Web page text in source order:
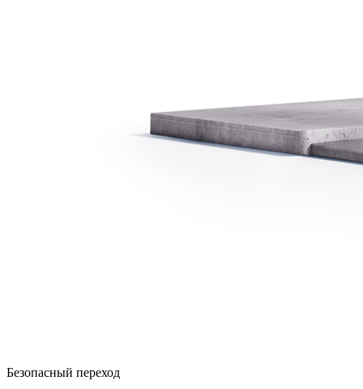
Безопасный переход